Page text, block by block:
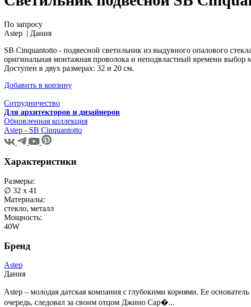
По запросу
Astep | Дания
SB Cinquantotto - подвесной светильник из выдувного опалового
оригинальная монтажная проволока и неподвластный времени
Доступен в двух размерах: 32 и 20 см.
Добавить в корзину
Сотрудничество
Для архитекторов и дизайнеров
Обновленная коллекция
Astep - SB Cinquantotto
Характеристики
Размеры:
∅ 32 х 41
Материалы:
стекло, металл
Мощность:
40W
Бренд
Astep
Дания
Astep – молодая датская компания с глубокими корнями. Ее
очередь, следовал за своим отцом Джино Сар�...